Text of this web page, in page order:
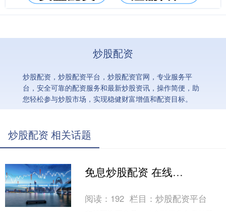
炒股配资
炒股配资，炒股配资平台，炒股配资官网，专业服务平
台，安全可靠的配资服务和最新炒股资讯，操作简便，助
您轻松参与炒股市场，实现稳健财富增值和配资目标。
炒股配资 相关话题
免息炒股配资 在线配资平台：助你投资股票，轻松倍增收益
阅读： 192 栏目：炒股配资平台